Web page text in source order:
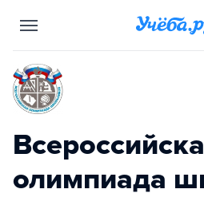
олимпиада